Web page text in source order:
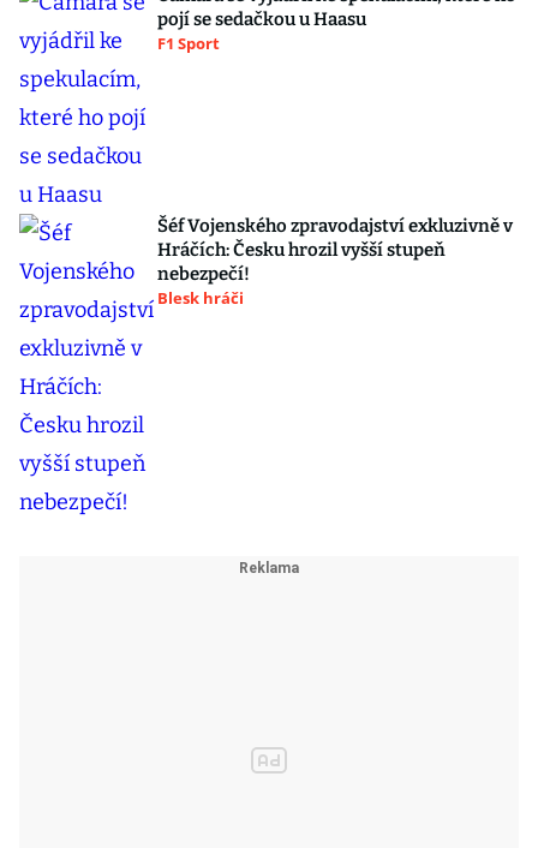
pojí se sedačkou u Haasu
F1 Sport
Šéf Vojenského zpravodajství exkluzivně v
Hráčích: Česku hrozil vyšší stupeň
nebezpečí!
Blesk hráči